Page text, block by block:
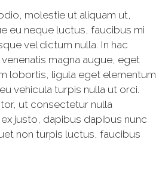
molestie ut aliquam ut,
eu neque luctus, faucibus mi
vel dictum nulla. In hac
magna augue, eget
lobortis, ligula eget elementum
vehicula turpis nulla ut orci.
ut consectetur nulla
justo, dapibus dapibus nunc
non turpis luctus, faucibus